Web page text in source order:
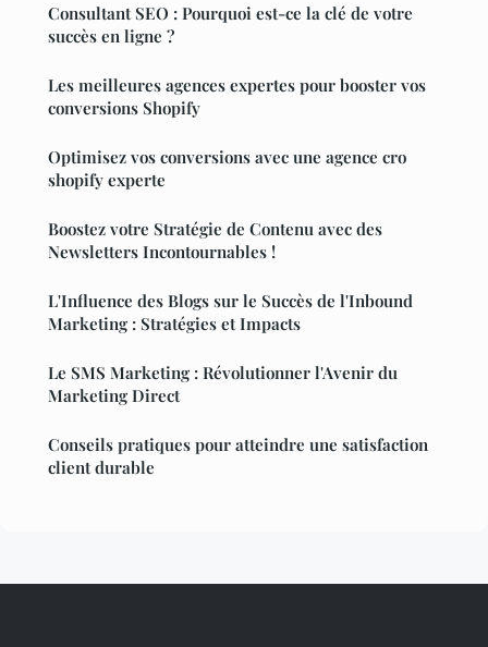
Consultant SEO : Pourquoi est-ce la clé de votre
succès en ligne ?
Les meilleures agences expertes pour booster vos
conversions Shopify
Optimisez vos conversions avec une agence cro
shopify experte
Boostez votre Stratégie de Contenu avec des
Newsletters Incontournables !
L'Influence des Blogs sur le Succès de l'Inbound
Marketing : Stratégies et Impacts
Le SMS Marketing : Révolutionner l'Avenir du
Marketing Direct
Conseils pratiques pour atteindre une satisfaction
client durable